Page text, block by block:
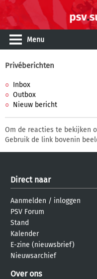
Menu
Privéberichten
Inbox
Outbox
Nieuw bericht
Om de reacties te bekijken
Gebruik de link bovenin
Direct naar
Aanmelden / inloggen
PSV Forum
Stand
Kalender
E-zine (nieuwsbrief)
Nieuwsarchief
Over ons